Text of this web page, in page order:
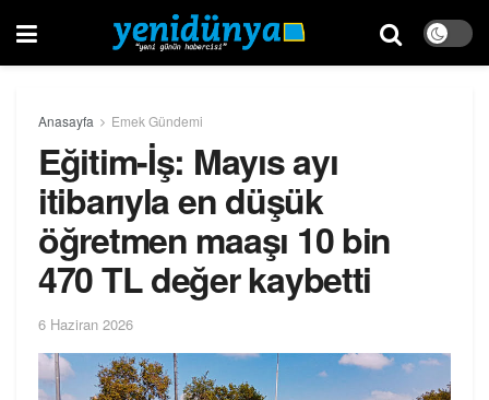
Anasayfa Emek Gündemi
Eğitim-İş: Mayıs ayı
itibarıyla en düşük
öğretmen maaşı 10 bin
470 TL değer kaybetti
6 Haziran 2026